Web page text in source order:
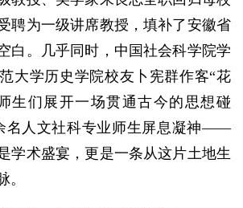
聘为一级讲席教授，填补了安徽省
白。几乎同时，中国社会科学院学
大学历史学院校友卜宪群作客“花
生们展开一场贯通古今的思想碰
名人文社科专业师生屏息凝神——
学术盛宴，更是一条从这片土地生
。